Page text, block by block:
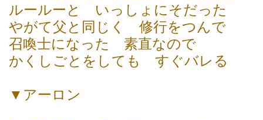
ルールーと いっしょにそだった
やがて父と同じく 修行をつんで
召喚士になった 素直なので
かくしごとをしても すぐバレる
▼アーロン